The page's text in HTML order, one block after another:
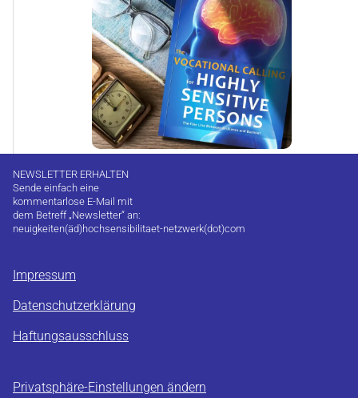
NEWSLETTER ERHALTEN
Sende einfach eine
kommentarlose E-Mail mit
dem Betreff „Newsletter“ an:
neuigkeiten(äd)hochsensibilitaet-netzwerk(dot)com
Impressum
Datenschutzerklärung
Haftungsausschluss
Privatsphäre-Einstellungen ändern